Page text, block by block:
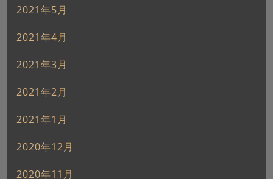
2021年5月
2021年4月
2021年3月
2021年2月
2021年1月
2020年12月
2020年11月